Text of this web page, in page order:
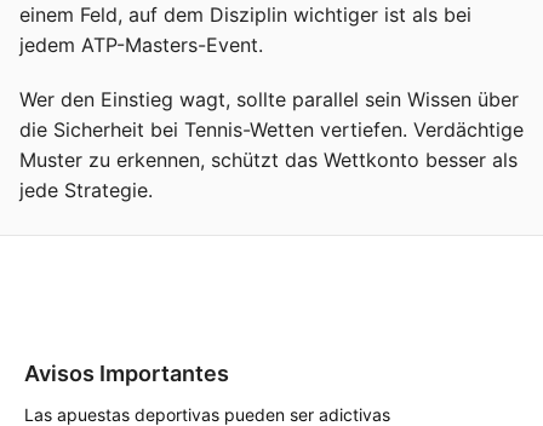
einem Feld, auf dem Disziplin wichtiger ist als bei
jedem ATP-Masters-Event.
Wer den Einstieg wagt, sollte parallel sein Wissen über
die Sicherheit bei Tennis-Wetten vertiefen. Verdächtige
Muster zu erkennen, schützt das Wettkonto besser als
jede Strategie.
Avisos Importantes
Las apuestas deportivas pueden ser adictivas